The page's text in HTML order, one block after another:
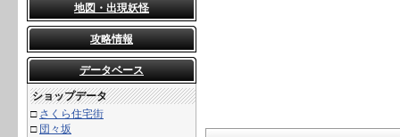
地図・出現妖怪
攻略情報
データベース
ショップデータ
□ さくら住宅街
□ 団々坂